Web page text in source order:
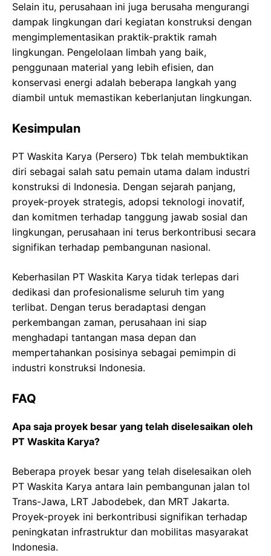
Selain itu, perusahaan ini juga berusaha mengurangi
dampak lingkungan dari kegiatan konstruksi dengan
mengimplementasikan praktik-praktik ramah
lingkungan. Pengelolaan limbah yang baik,
penggunaan material yang lebih efisien, dan
konservasi energi adalah beberapa langkah yang
diambil untuk memastikan keberlanjutan lingkungan.
Kesimpulan
PT Waskita Karya (Persero) Tbk telah membuktikan
diri sebagai salah satu pemain utama dalam industri
konstruksi di Indonesia. Dengan sejarah panjang,
proyek-proyek strategis, adopsi teknologi inovatif,
dan komitmen terhadap tanggung jawab sosial dan
lingkungan, perusahaan ini terus berkontribusi secara
signifikan terhadap pembangunan nasional.
Keberhasilan PT Waskita Karya tidak terlepas dari
dedikasi dan profesionalisme seluruh tim yang
terlibat. Dengan terus beradaptasi dengan
perkembangan zaman, perusahaan ini siap
menghadapi tantangan masa depan dan
mempertahankan posisinya sebagai pemimpin di
industri konstruksi Indonesia.
FAQ
Apa saja proyek besar yang telah diselesaikan oleh
PT Waskita Karya?
Beberapa proyek besar yang telah diselesaikan oleh
PT Waskita Karya antara lain pembangunan jalan tol
Trans-Jawa, LRT Jabodebek, dan MRT Jakarta.
Proyek-proyek ini berkontribusi signifikan terhadap
peningkatan infrastruktur dan mobilitas masyarakat
Indonesia.